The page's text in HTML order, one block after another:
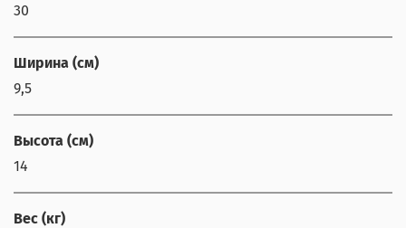
30
Ширина (см)
9,5
Высота (см)
14
Вес (кг)